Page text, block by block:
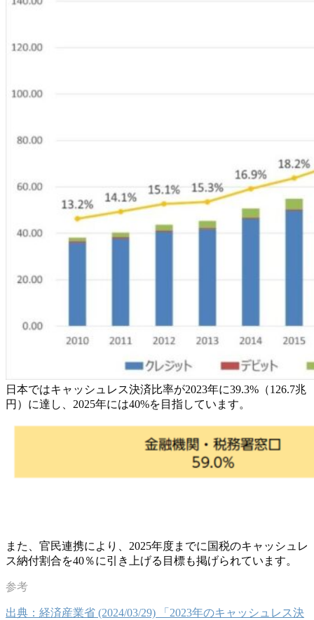
日本ではキャッシュレス決済比率が2023年に39.3%（126.7兆
円）に達し、2025年には40%を目指しています。
また、官民連携により、2025年度までに国税のキャッシュレ
ス納付割合を40％に引き上げる目標も掲げられています。
出典：経済産業省 (2024/03/29) 「2023年のキャッシュレス決